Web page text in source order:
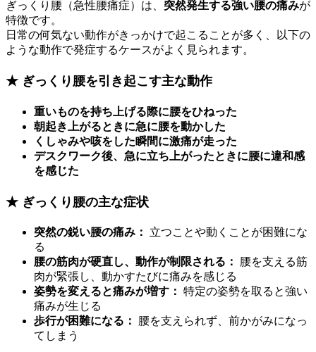
ぎっくり腰（急性腰痛症）は、 突然発生する強い腰の痛みが
特徴です。
日常の何気ない動作がきっかけで起こることが多く、以下の
ような動作で発症するケースがよく見られます。
★ ぎっくり腰を引き起こす主な動作
重いものを持ち上げる際に腰をひねった
朝起き上がるときに急に腰を動かした
くしゃみや咳をした瞬間に激痛が走った
デスクワーク後、急に立ち上がったときに腰に違和感
を感じた
★ ぎっくり腰の主な症状
突然の鋭い腰の痛み：
立つことや動くことが困難にな
る
腰の筋肉が硬直し、動作が制限される：
腰を支える筋
肉が緊張し、動かすたびに痛みを感じる
姿勢を変えると痛みが増す： 特定の姿勢を取ると強い
痛みが生じる
歩行が困難になる：
腰を支えられず、前かがみになっ
てしまう